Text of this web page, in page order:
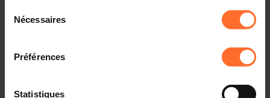
à l’exception des cookies strictement nécessaires au
fonctionnement du site. Une description des différents
cookies est accessible sous l’onglet « Détails » ci-
dessus.
Il est précisé que la navigation sur le site et certaines
Nécessaires
Préférences
Statistiques
« En l’espace de quelques mois, le coût pondéré de
vise à cerner l’impact de cette dernière sur les ménages,